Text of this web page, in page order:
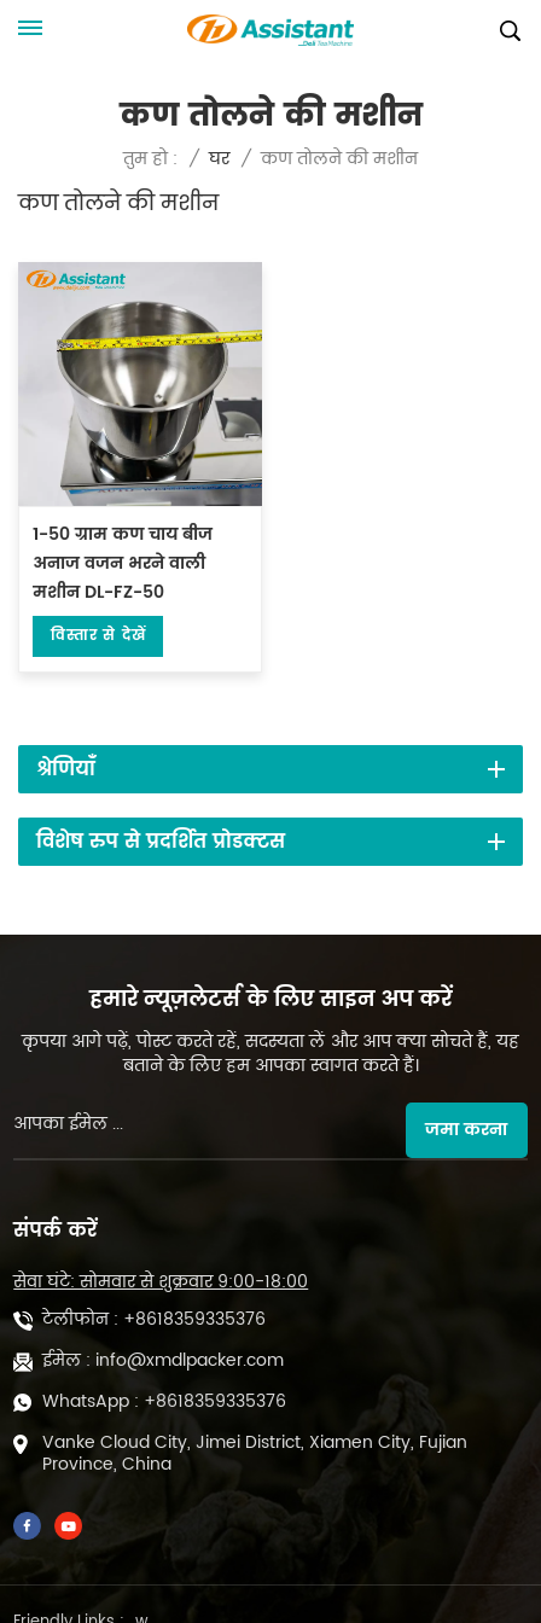
कण तोलने की मशीन
तुम हो : / घर / कण तोलने की मशीन
कण तोलने की मशीन
1-50 ग्राम कण चाय बीज
अनाज वजन भरने वाली
मशीन DL-FZ-50
विस्तार से देखें
श्रेणियाँ
विशेष रुप से प्रदर्शित प्रोडक्टस
हमारे न्यूज़लेटर्स के लिए साइन अप करें
कृपया आगे पढ़ें, पोस्ट करते रहें, सदस्यता लें और आप क्या सोचते हैं, यह
बताने के लिए हम आपका स्वागत करते हैं।
जमा करना
संपर्क करें
सेवा घंटे: सोमवार से शुक्रवार 9:00-18:00
टेलीफोन : +8618359335376
ईमेल : info@xmdlpacker.com
WhatsApp : +8618359335376
Vanke Cloud City, Jimei District, Xiamen City, Fujian
Province, China